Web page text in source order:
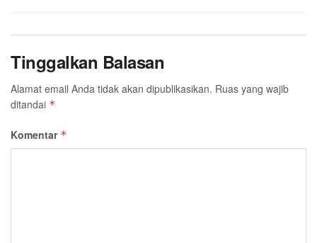
Tinggalkan Balasan
Alamat email Anda tidak akan dipublikasikan. Ruas yang wajib
ditandai *
Komentar *